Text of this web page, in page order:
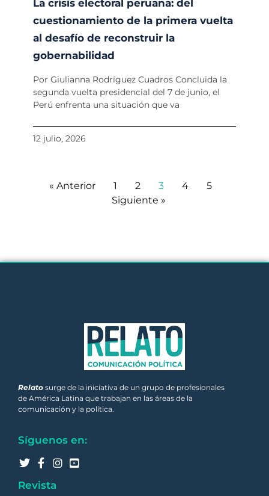
La crisis electoral peruana: del
cuestionamiento de la primera vuelta
al desafío de reconstruir la
gobernabilidad
Por Giulianna Rodríguez Cuadros Concluida la
segunda vuelta presidencial del 7 de junio, el
Perú enfrenta una situación que va
12 julio, 2026
« Anterior 1 2 3 4
5
Siguiente »
Relato surge de la iniciativa de un grupo de profesionales
de América Latina que trabajan en las áreas de la
comunicación y la política.
Síguenos en:
Revista